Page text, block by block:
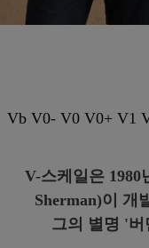
Vb V0- V0 V0+ V1
V-스케일은 1980
Sherman)이 개
그의 별명 '